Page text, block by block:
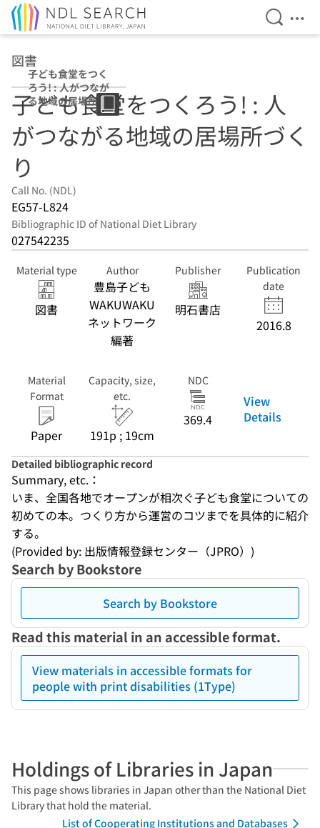
Open
図書
子ども食堂をつく
ろう! : 人がつなが
る地域の居場所づ
くり
子ども食堂をつくろう! : 人
がつながる地域の居場所づく
り
Call No. (NDL)
EG57-L824
Bibliographic ID of National Diet Library
027542235
Material type
図書
Author
豊島子ども
WAKUWAKU
ネットワーク
編著
Publisher
明石書店
Publication
date
2016.8
Material
Format
Paper
Capacity, size,
etc.
191p ; 19cm
NDC
369.4
View
Details
Detailed bibliographic record
Summary, etc.：
いま、全国各地でオープンが相次ぐ子ども食堂についての
初めての本。つくり方から運営のコツまでを具体的に紹介
する。
(Provided by: 出版情報登録センター（JPRO）)
Search by Bookstore
Search by Bookstore
Read this material in an accessible format.
View materials in accessible formats for
people with print disabilities (1Type)
Holdings of Libraries in Japan
This page shows libraries in Japan other than the National Diet
Library that hold the material.
List of Cooperating Institutions and Databases